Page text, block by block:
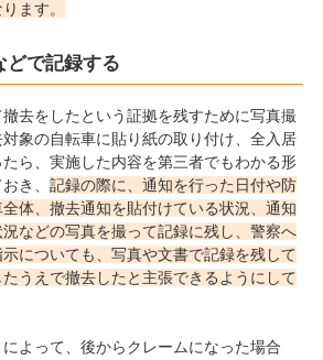
ます。
どで記録する
去をしたという証拠を残すために写真撮
象の自転車に貼り紙の取り付け、全入居
ら、実施した内容を第三者でもわかる形
き、 記録の際に、通知を行った日付や防
体、撤去通知を貼付けている状況、通知
などの写真を撮って記録に残し、警察へ
についても、写真や文書で記録を残して
うえで撤去したと主張できるようにして
よって、後からクレームになった場合